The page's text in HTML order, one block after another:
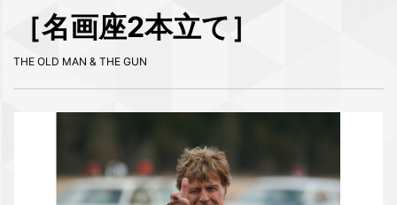
［名画座2本立て］
THE OLD MAN & THE GUN